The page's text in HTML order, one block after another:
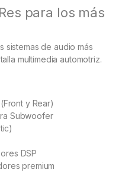
para los más
sistemas de audio más
multimedia automotriz.
y Rear)
Subwoofer
DSP
premium